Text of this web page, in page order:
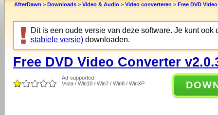
AfterDawn > Downloads > Video & Audio > Video converteren > Free DVD
Dit is een oude versie van deze software. Je kunt ook
stabiele versie) downloaden.
Free DVD Video Converter
Ad-supported
Vista / Win10 / Win7 / Win8 / WinXP